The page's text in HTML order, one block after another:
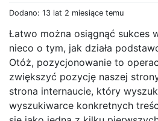
Dodano: 13 lat 2 miesiące temu
Łatwo można osiągnąć sukces
nieco o tym, jak działa
Otóż, pozycjonowanie to
zwiększyć pozycję naszej
strona internaucie, który
wyszukiwarce konkretnych